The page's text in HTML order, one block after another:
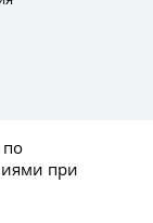
по
при